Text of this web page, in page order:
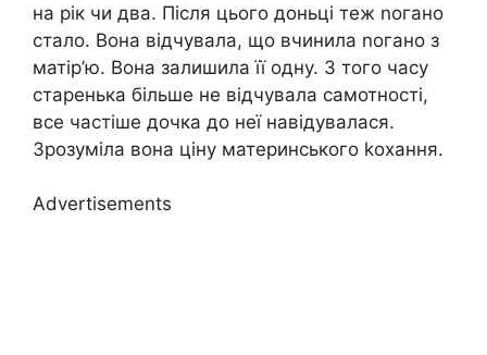
на рік чи два. Після цього доньці теж nогано
стало. Вона відчувала, що вчинила nогано з
матір’ю. Вона залишила її одну. З того часу
старенька більше не відчувала самотності,
все частіше дочка до неї навідувалася.
Зрозуміла вона ціну материнського kохання.
Advertisements